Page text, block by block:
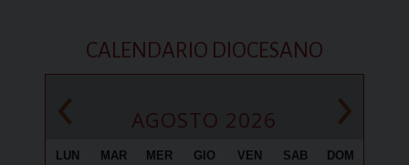
CALENDARIO DIOCESANO
‹ AGOSTO 2026 ›
LUN MAR MER GIO VEN SAB DOM